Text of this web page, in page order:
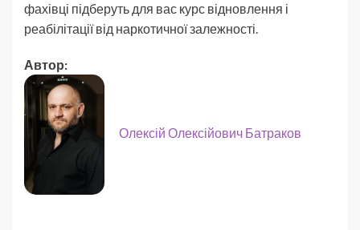
фахівці підберуть для вас курс відновлення і
реабілітації від наркотичної залежності.
Автор:
Олексій Олексійович Батраков